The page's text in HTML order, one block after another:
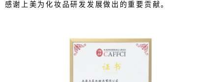
感谢上美为化妆品研发发展做出的重要贡献。